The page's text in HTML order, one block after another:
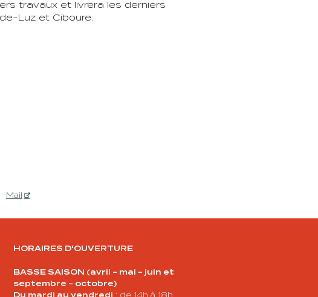
travaux et livrera les derniers
Luz et Ciboure.
Mail
HORAIRES D'OUVERTURE
BASSE SAISON (avril - mai - juin et
septembre - octobre)
: de 14h à 18h